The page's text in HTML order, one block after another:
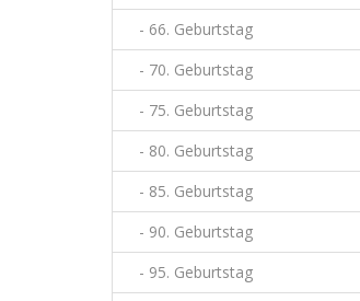
- 66. Geburtstag
- 70. Geburtstag
- 75. Geburtstag
- 80. Geburtstag
- 85. Geburtstag
- 90. Geburtstag
- 95. Geburtstag